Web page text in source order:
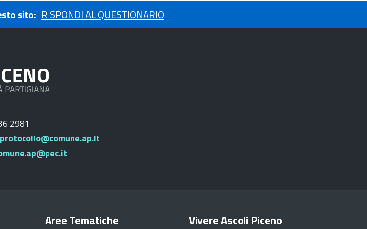
sito: RISPONDI AL QUESTIONARIO
2981
protocollo@comune.ap.it
Aree Tematiche Vivere Ascoli Piceno